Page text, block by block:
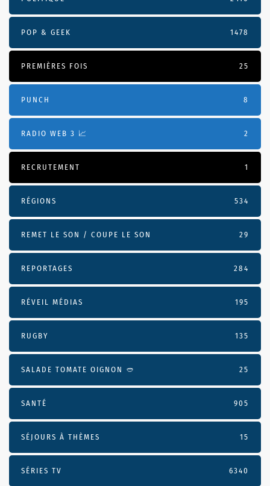
POP & GEEK 1478
PREMIÈRES FOIS 25
PUNCH 8
RADIO WEB 3 📈 2
RECRUTEMENT 1
RÉGIONS 534
REMET LE SON / COUPE LE SON 29
REPORTAGES 284
RÉVEIL MÉDIAS 195
RUGBY 135
SALADE TOMATE OIGNON 🥙 25
SANTÉ 905
SÉJOURS À THÈMES 15
SÉRIES TV 6340